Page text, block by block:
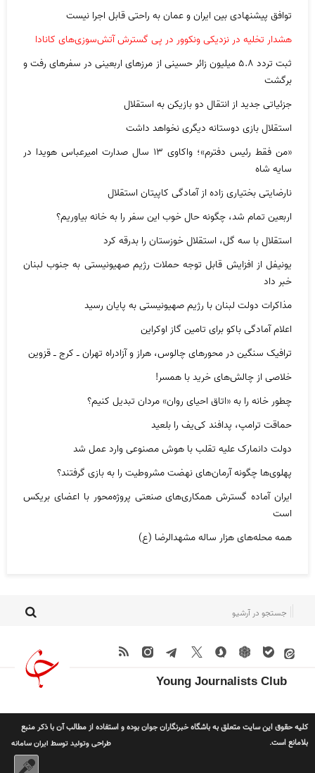
توافق پیشنهادی بین ایران و عمان به راحتی قابل اجرا نیست
هشدار تخلیه در نزدیکی ونکوور در پی گسترش آتش‌سوزی‌های کانادا
ثبت تردد ۵.۸ میلیون زائر حسینی از مرزهای اربعینی در سفرهای رفت و
برگشت
جزئیاتی جدید از انتقال دو بازیکن به استقلال
استقلال بازی دوستانه دیگری نخواهد داشت
«من فقط رئیس دفترم»؛ واکاوی ۱۳ سال صدارت امیرعباس هویدا در
سایه شاه
نارضایتی بختیاری زاده از آمادگی کاپیتان استقلال
اربعین تمام شد، چگونه حال خوب این سفر را به خانه بیاوریم؟
استقلال با سه گل، استقلال خوزستان را بدرقه کرد
یونیفل از افزایش قابل توجه حملات رژیم صهیونیستی به جنوب لبنان
خبر داد
مذاکرات دولت لبنان با رژیم صهیونیستی به پایان رسید
اعلام آمادگی باکو برای تامین گاز اوکراین
ترافیک سنگین در محورهای چالوس، هراز و آزادراه تهران ـ کرج ـ قزوین
خلاصی از چالش‌های خرید با همسر!
چطور خانه را به «اتاق احیای روان» مردان تبدیل کنیم؟
حماقت ترامپ، پدافند کی‌یف را بلعید
دولت دانمارک علیه تقلب با هوش مصنوعی وارد عمل شد
پهلوی‌ها چگونه آرمان‌های نهضت مشروطیت را به بازی گرفتند؟
ایران آماده گسترش همکاری‌های صنعتی پروژه‌محور با اعضای بریکس
است
همه محله‌های هزار ساله مشهدالرضا (ع)
Young Journalists Club
کلیه حقوق این سایت متعلق به باشگاه خبرنگاران جوان بوده و استفاده از مطالب آن با ذکر منبع
بلامانع است.
طراحی وتولید توسط ایران سامانه